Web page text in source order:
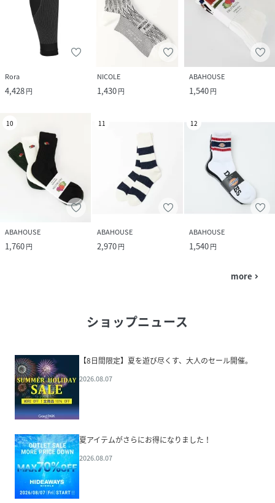
Rora
4,428円
NICOLE
1,430円
ABAHOUSE
1,540円
10
ABAHOUSE
1,760円
11
ABAHOUSE
2,970円
12
ABAHOUSE
1,540円
more navigate_next
ショップニュース
【8日間限定】夏を遊び尽くす、大人のセール開催。
2026.08.07
夏アイテムがさらにお得になりました！
2026.08.07